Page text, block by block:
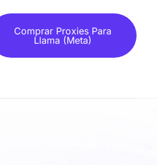
Comprar Proxies Para
Llama (Meta)